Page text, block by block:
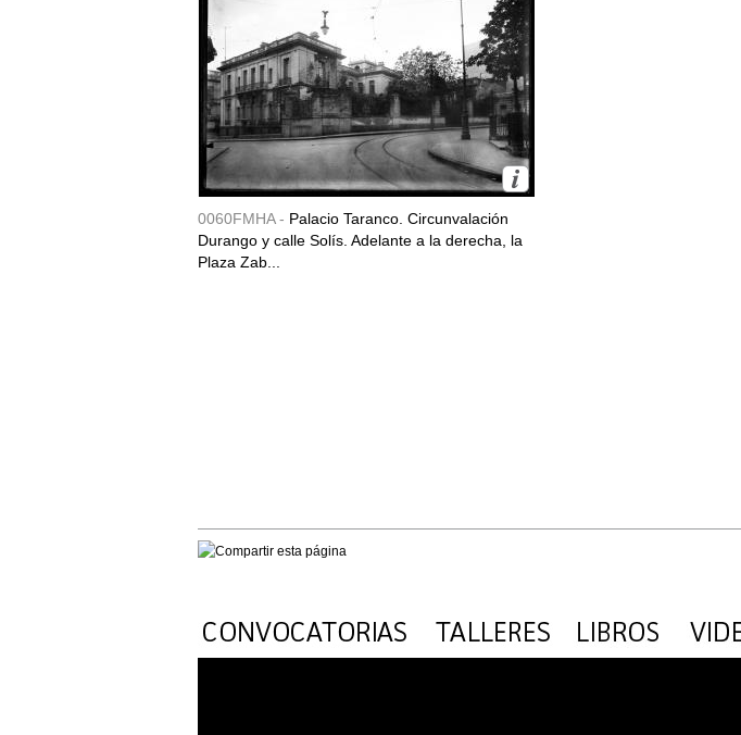
0060FMHA - Palacio Taranco. Circunvalación
Durango y calle Solís. Adelante a la derecha, la
Plaza Zab...